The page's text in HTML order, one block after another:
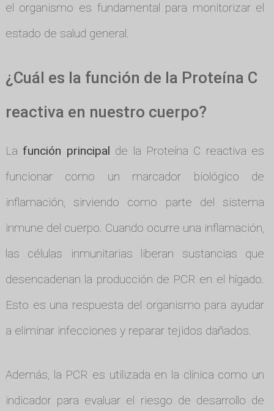
el organismo es fundamental para monitorizar el
estado de salud general.
¿Cuál es la función de la Proteína C
reactiva en nuestro cuerpo?
La función principal de la Proteína C reactiva es
funcionar como un marcador biológico de
inflamación, sirviendo como parte del sistema
inmune del cuerpo. Cuando ocurre una inflamación,
las células inmunitarias liberan sustancias que
desencadenan la producción de PCR en el hígado.
Esto es una respuesta del organismo para ayudar
a eliminar infecciones y reparar tejidos dañados.
Además, la PCR es utilizada en la clínica como un
indicador para evaluar el riesgo de desarrollo de